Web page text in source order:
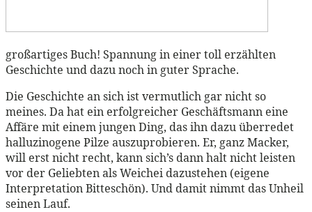
großartiges Buch! Spannung in einer toll erzählten
Geschichte und dazu noch in guter Sprache.
Die Geschichte an sich ist vermutlich gar nicht so
meines. Da hat ein erfolgreicher Geschäftsmann eine
Affäre mit einem jungen Ding, das ihn dazu überredet
halluzinogene Pilze auszuprobieren. Er, ganz Macker,
will erst nicht recht, kann sich’s dann halt nicht leisten
vor der Geliebten als Weichei dazustehen (eigene
Interpretation Bitteschön). Und damit nimmt das Unheil
seinen Lauf.